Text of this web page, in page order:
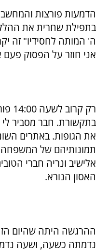
הדמעות פורצות
בתפילת שחרית את
ה' המותה לחסידיו" זה
אני חוזר על הפסוק
רק
בתקשורת. חבר מסביר
את הגופות. באתרים
תמונותיהם של
אלישיב ונריה חברי
האסון הנורא.
ההרגשה היתה שהיום
נדמתה כשעה, ושעה